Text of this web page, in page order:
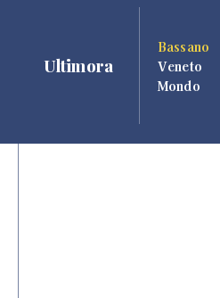
Ultimora
Bassano
Veneto
Mondo